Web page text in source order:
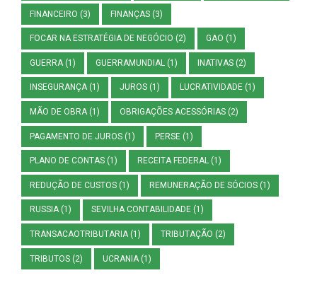
FINANCEIRO (3) FINANÇAS (3)
FOCAR NA ESTRATÉGIA DE NEGÓCIO (2) GAO (1)
GUERRA(1) GUERRAMUNDIAL (1) INATIVAS (2)
INSEGURANÇA(1) JUROS (1) LUCRATIVIDADE (1)
MÃO DE OBRA(1) OBRIGAÇÕES ACESSÓRIAS (2)
PAGAMENTO DE JUROS (1) PERSE (1)
PLANO DE CONTAS (1) RECEITA FEDERAL (1)
REDUÇÃO DE CUSTOS (1) REMUNERAÇÃO DE SÓCIOS (1)
RUSSIA(1) SEVILHA CONTABILIDADE (1)
TRANSACAOTRIBUTARIA(1) TRIBUTAÇÃO (2)
TRIBUTOS (2) UCRANIA (1)